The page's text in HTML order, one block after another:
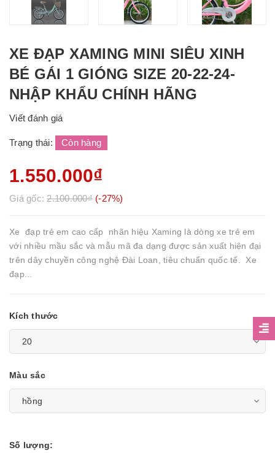
XE ĐẠP XAMING MINI SIÊU XINH
BÉ GÁI 1 GIÓNG SIZE 20-22-24-
NHẬP KHẨU CHÍNH HÃNG
Viết đánh giá
Trạng thái: Còn hàng
1.550.000₫
Giá gốc:2.100.000₫ (-27%)
Xe đạp trẻ em cao cấp nhãn hiệu Xaming là dòng xe trẻ em
với nhiều mầu sắc và mẫu mã đa dạng được sản xuất hiện đại
trên dây chuyền công nghệ Đài Loan, tiêu chuẩn quốc tế. Xe
đạp...
Kích thước
Màu sắc
Số lượng: